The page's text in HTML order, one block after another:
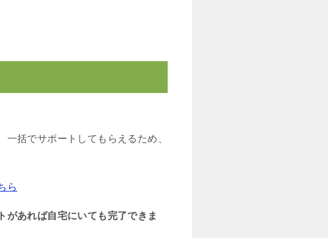
括でサポートしてもらえるため、
ら
があれば自宅にいても完了できま